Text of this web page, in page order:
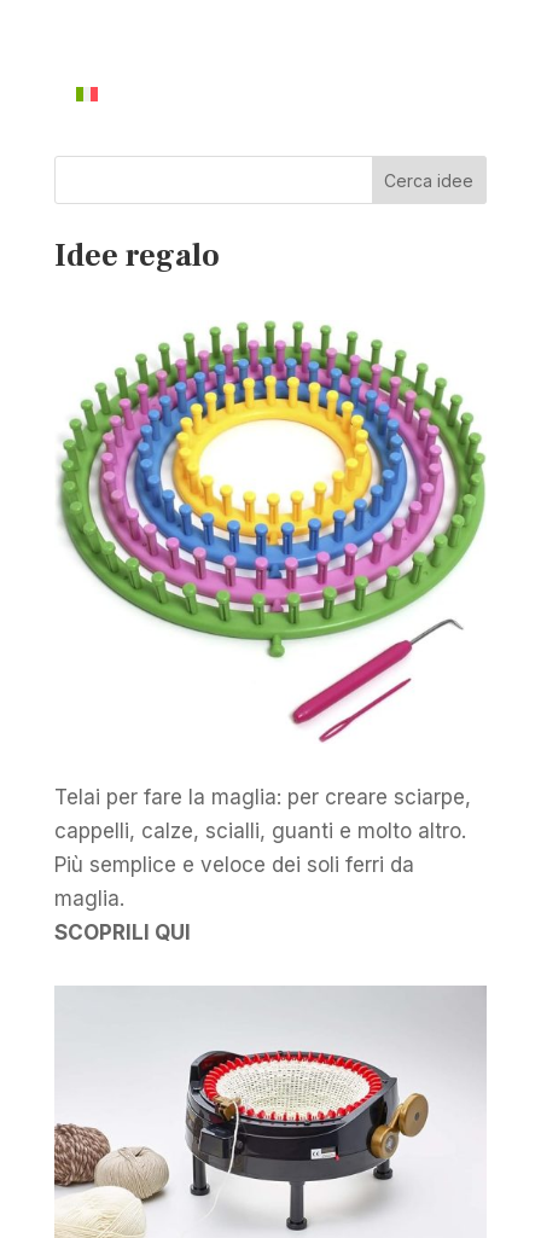
Cerca idee
Idee regalo
Telai per fare la maglia: per creare sciarpe,
cappelli, calze, scialli, guanti e molto altro.
Più semplice e veloce dei soli ferri da
maglia.
SCOPRILI QUI